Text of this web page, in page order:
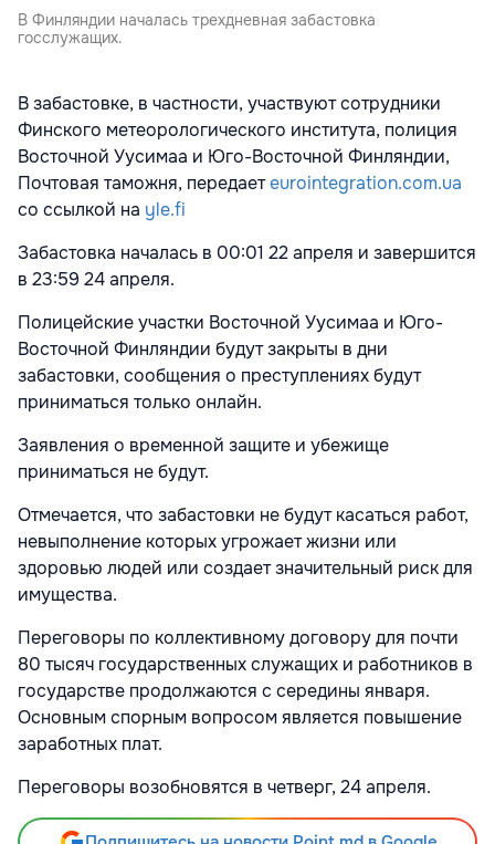
В Финляндии началась трехдневная забастовка
госслужащих.
В забастовке, в частности, участвуют сотрудники
Финского метеорологического института, полиция
Восточной Уусимаа и Юго-Восточной Финляндии,
Почтовая таможня, передаетeurointegration.com.ua
со ссылкой на yle.fi
Забастовка началась в 00:01 22 апреля и завершится
в 23:59 24 апреля.
Полицейские участки Восточной Уусимаа и Юго-
Восточной Финляндии будут закрыты в дни
забастовки, сообщения о преступлениях будут
приниматься только онлайн.
Заявления о временной защите и убежище
приниматься не будут.
Отмечается, что забастовки не будут касаться работ,
невыполнение которых угрожает жизни или
здоровью людей или создает значительный риск для
имущества.
Переговоры по коллективному договору для почти
80 тысяч государственных служащих и работников в
государстве продолжаются с середины января.
Основным спорным вопросом является повышение
заработных плат.
Переговоры возобновятся в четверг, 24 апреля.